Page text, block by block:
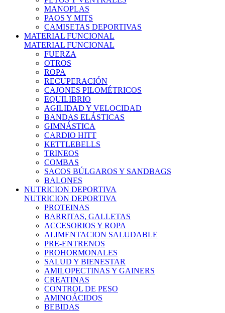
MANOPLAS
PAOS Y MITS
CAMISETAS DEPORTIVAS
MATERIAL FUNCIONAL
MATERIAL FUNCIONAL
FUERZA
OTROS
ROPA
RECUPERACIÓN
CAJONES PILOMÉTRICOS
EQUILIBRIO
AGILIDAD Y VELOCIDAD
BANDAS ELÁSTICAS
GIMNÁSTICA
CARDIO HITT
KETTLEBELLS
TRINEOS
COMBAS
SACOS BÚLGAROS Y SANDBAGS
BALONES
NUTRICION DEPORTIVA
NUTRICION DEPORTIVA
PROTEINAS
BARRITAS, GALLETAS
ACCESORIOS Y ROPA
ALIMENTACION SALUDABLE
PRE-ENTRENOS
PROHORMONALES
SALUD Y BIENESTAR
AMILOPECTINAS Y GAINERS
CREATINAS
CONTROL DE PESO
AMINOÁCIDOS
BEBIDAS